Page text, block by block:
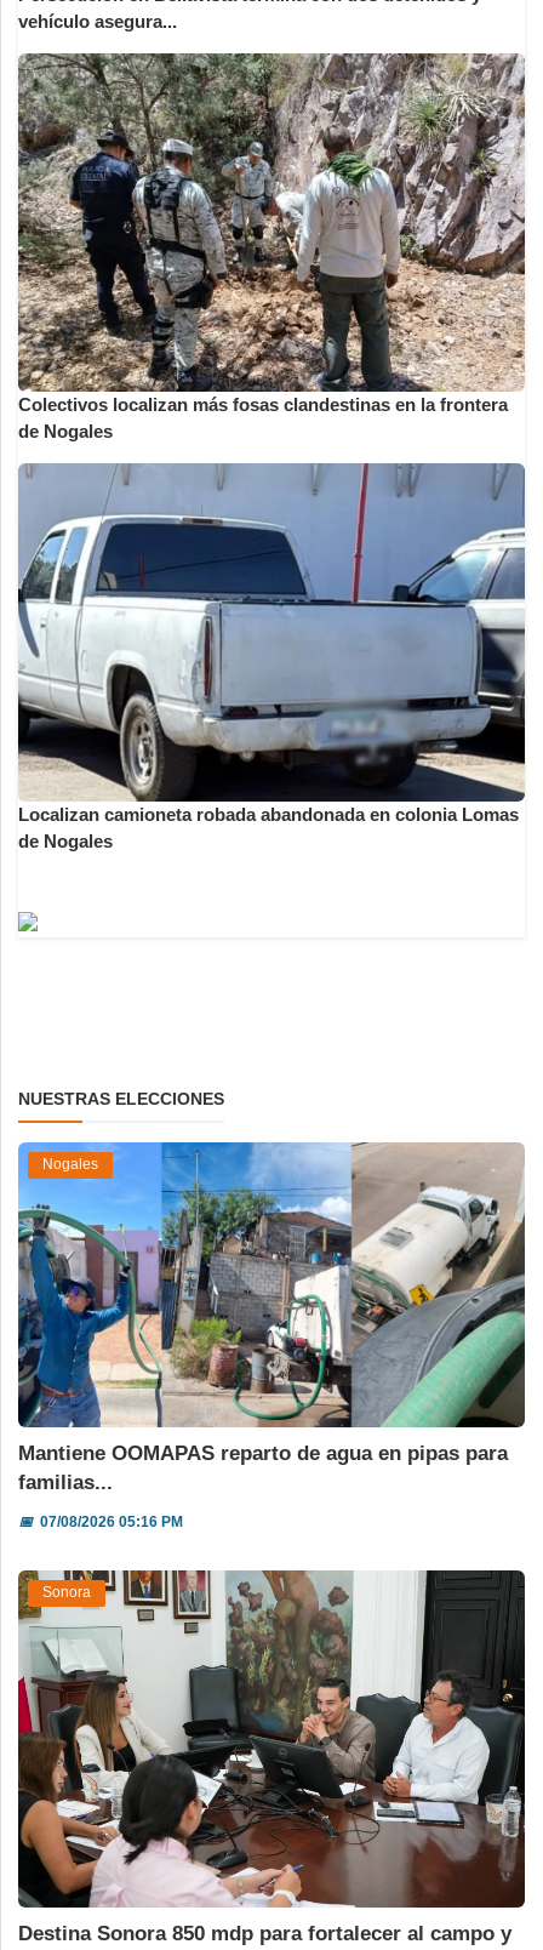
vehículo asegura...
Colectivos localizan más fosas clandestinas en la frontera
de Nogales
Localizan camioneta robada abandonada en colonia Lomas
de Nogales
NUESTRAS ELECCIONES
Nogales
Mantiene OOMAPAS reparto de agua en pipas para
familias...
📅07/08/2026 05:16 PM
Sonora
Destina Sonora 850 mdp para fortalecer al campo y